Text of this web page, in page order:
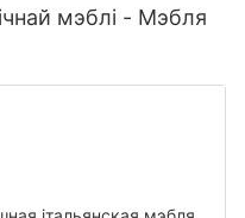
мэблі - Мэбля